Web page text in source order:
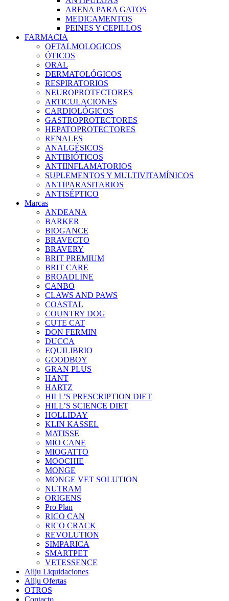
ARENA PARA GATOS
MEDICAMENTOS
PEINES Y CEPILLOS
FARMACIA
OFTALMOLOGICOS
ÓTICOS
ORAL
DERMATOLÓGICOS
RESPIRATORIOS
NEUROPROTECTORES
ARTICULACIONES
CARDIOLÓGICOS
GASTROPROTECTORES
HEPATOPROTECTORES
RENALES
ANALGÉSICOS
ANTIBIÓTICOS
ANTIINFLAMATORIOS
SUPLEMENTOS Y MULTIVITAMÍNICOS
ANTIPARASITARIOS
ANTISÉPTICO
Marcas
ANDEANA
BARKER
BIOGANCE
BRAVECTO
BRAVERY
BRIT PREMIUM
BRIT CARE
BROADLINE
CANBO
CLAWS AND PAWS
COASTAL
COUNTRY DOG
CUTE CAT
DON FERMIN
DUCCA
EQUILIBRIO
GOODBOY
GRAN PLUS
HANT
HARTZ
HILL’S PRESCRIPTION DIET
HILL’S SCIENCE DIET
HOLLIDAY
KLIN KASSEL
MATISSE
MIO CANE
MIOGATTO
MOOCHIE
MONGE
MONGE VET SOLUTION
NUTRAM
ORIGENS
Pro Plan
RICO CAN
RICO CRACK
REVOLUTION
SIMPARICA
SMARTPET
VETESSENCE
Allju Liquidaciones
Allju Ofertas
OTROS
Contacto